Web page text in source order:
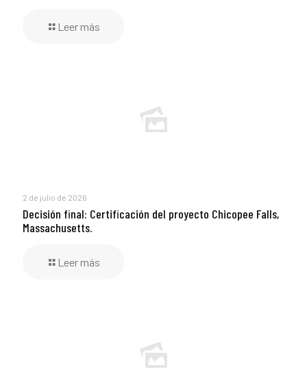
Leer más
2 de julio de 2026
Decisión final: Certificación del proyecto Chicopee Falls,
Massachusetts.
Leer más